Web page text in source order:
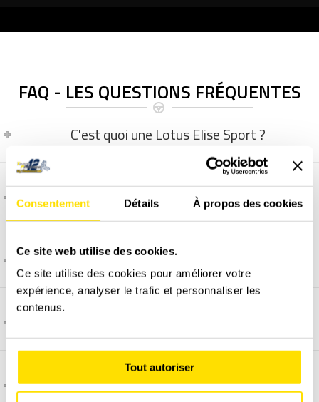
Consentement Détails À propos des cookies
Ce site web utilise des cookies.
Ce site utilise des cookies pour améliorer votre
expérience, analyser le trafic et personnaliser les
contenus.
Tout autoriser
FAQ - LES QUESTIONS FRÉQUENTES
C'est quoi une Lotus Elise Sport ?
C'est quoi une Alpine A110 ?
C'est quoi une Porsche 718 Cayman S ?
C'est quoi une Ferrari 448 GTB ?